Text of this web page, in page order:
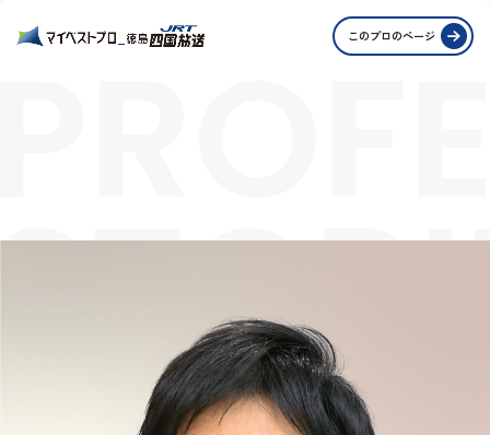
このプロのページ